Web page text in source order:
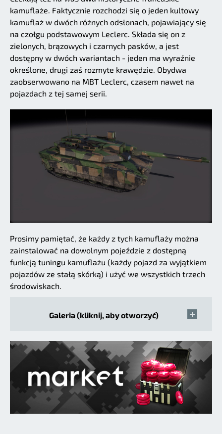
kamuflaże. Faktycznie rozchodzi się o jeden kultowy
kamuflaż w dwóch różnych odsłonach, pojawiający się
na czołgu podstawowym Leclerc. Składa się on z
zielonych, brązowych i czarnych pasków, a jest
dostępny w dwóch wariantach - jeden ma wyraźnie
określone, drugi zaś rozmyte krawędzie. Obydwa
zaobserwowano na MBT Leclerc, czasem nawet na
pojazdach z tej samej serii.
Prosimy pamiętać, że każdy z tych kamuflaży można
zainstalować na dowolnym pojeździe z dostępną
funkcją tuningu kamuflażu (każdy pojazd za wyjątkiem
pojazdów ze stałą skórką) i użyć we wszystkich trzech
środowiskach.
Galeria (kliknij, aby otworzyć)